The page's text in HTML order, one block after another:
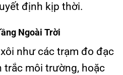
định kịp thời.
Ngoài Trời
như các trạm đo đạc
trắc môi trường, hoặc